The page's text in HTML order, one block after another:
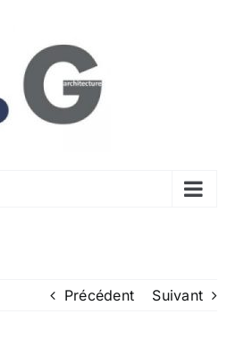
Précédent Suivant